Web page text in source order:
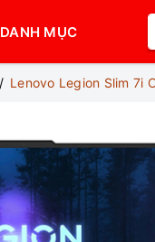
DANH MỤC
Lenovo Legion Slim 7i